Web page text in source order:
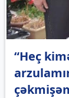
“Heç